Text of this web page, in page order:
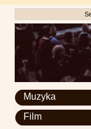
Muzyka
Film